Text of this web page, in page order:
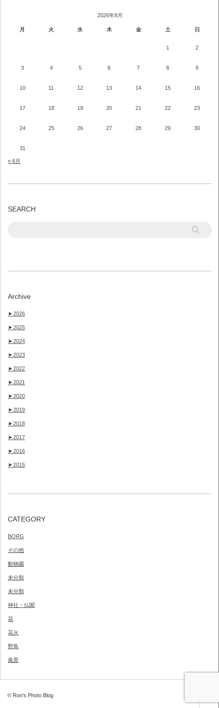
2026年8月
月 火 水 木 金 土 日
1 2
3 4 5 6 7 8 9
10 11 12 13 14 15 16
17 18 19 20 21 22 23
24 25 26 27 28 29 30
31
« 6月
SEARCH
Archive
►2026
►2025
►2024
►2023
►2022
►2021
►2020
►2019
►2018
►2017
►2016
►2015
CATEGORY
BORG
その他
動物園
未分類
未分類
神社・仏閣
花
花火
野鳥
風景
© Ron's Photo Blog